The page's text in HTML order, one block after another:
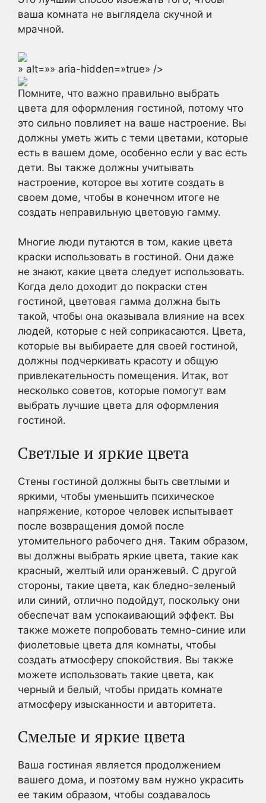
ваша комната не выглядела скучной и
мрачной.
» alt=»» aria-hidden=»true» />
Помните, что важно правильно выбрать
цвета для оформления гостиной, потому что
это сильно повлияет на ваше настроение. Вы
должны уметь жить с теми цветами, которые
есть в вашем доме, особенно если у вас есть
дети. Вы также должны учитывать
настроение, которое вы хотите создать в
своем доме, чтобы в конечном итоге не
создать неправильную цветовую гамму.
Многие люди путаются в том, какие цвета
краски использовать в гостиной. Они даже
не знают, какие цвета следует использовать.
Когда дело доходит до покраски стен
гостиной, цветовая гамма должна быть
такой, чтобы она оказывала влияние на всех
людей, которые с ней соприкасаются. Цвета,
которые вы выбираете для своей гостиной,
должны подчеркивать красоту и общую
привлекательность помещения. Итак, вот
несколько советов, которые помогут вам
выбрать лучшие цвета для оформления
гостиной.
Светлые и яркие цвета
Стены гостиной должны быть светлыми и
яркими, чтобы уменьшить психическое
напряжение, которое человек испытывает
после возвращения домой после
утомительного рабочего дня. Таким образом,
вы должны выбрать яркие цвета, такие как
красный, желтый или оранжевый. С другой
стороны, такие цвета, как бледно-зеленый
или синий, отлично подойдут, поскольку они
обеспечат вам успокаивающий эффект. Вы
также можете попробовать темно-синие или
фиолетовые цвета для комнаты, чтобы
создать атмосферу спокойствия. Вы также
можете использовать такие цвета, как
черный и белый, чтобы придать комнате
атмосферу изысканности и авторитета.
Смелые и яркие цвета
Ваша гостиная является продолжением
вашего дома, и поэтому вам нужно украсить
ее таким образом, чтобы создавалось